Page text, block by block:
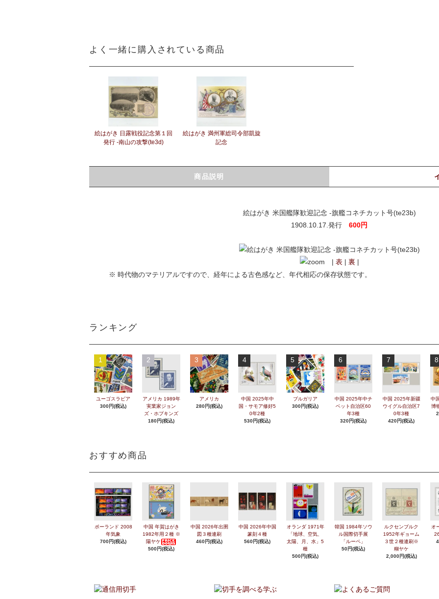
よく一緒に購入されている商品
絵はがき 日露戦役記念第１回
発行 -南山の攻撃(te3d)
絵はがき 満州軍総司令部凱旋
記念
商品説明
絵はがき 米国艦隊歓迎記念 -旗艦コネチカット号(te23b)
1908.10.17.発行 600円
| 表| 裏|
※ 時代物のマテリアルですので、経年による古色感など、年代相応の保存状態です。
ランキング
1
ユーゴスラビア
300円(税込)
2
アメリカ 1989年
実業家ジョン
ズ・ホプキンズ
180円(税込)
3
アメリカ
280円(税込)
4
中国 2025年中
国・サモア修好5
0年2種
530円(税込)
5
ブルガリア
300円(税込)
6
中国 2025年中チ
ベット自治区60
年3種
320円(税込)
7
中国 2025年新疆
ウイグル自治区7
0年3種
420円(税込)
8
中
博
おすすめ商品
ポーランド 2008
年気象
700円(税込)
中国 年賀はがき
1982年用２種 ※
陽ヤケ
500円(税込)
中国 2026年出圉
図３種連刷
460円(税込)
中国 2026年中国
篆刻４種
560円(税込)
オランダ 1971年
「地球、空気、
太陽、月、水」5
種
500円(税込)
韓国 1984年ソウ
ル国際切手展
「ルーペ」
50円(税込)
ルクセンブルク
1952年ギョーム
３世２種連刷※
糊ヤケ
2,000円(税込)
オ